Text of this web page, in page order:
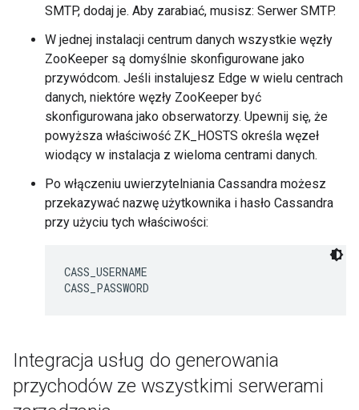
SMTP, dodaj je. Aby zarabiać, musisz: Serwer SMTP.
W jednej instalacji centrum danych wszystkie węzły
ZooKeeper są domyślnie skonfigurowane jako
przywódcom. Jeśli instalujesz Edge w wielu centrach
danych, niektóre węzły ZooKeeper być
skonfigurowana jako obserwatorzy. Upewnij się, że
powyższa właściwość ZK_HOSTS określa węzeł
wiodący w instalacja z wieloma centrami danych.
Po włączeniu uwierzytelniania Cassandra możesz
przekazywać nazwę użytkownika i hasło Cassandra
przy użyciu tych właściwości:
CASS_USERNAME
CASS_PASSWORD
Integracja usług do generowania
przychodów ze wszystkimi serwerami